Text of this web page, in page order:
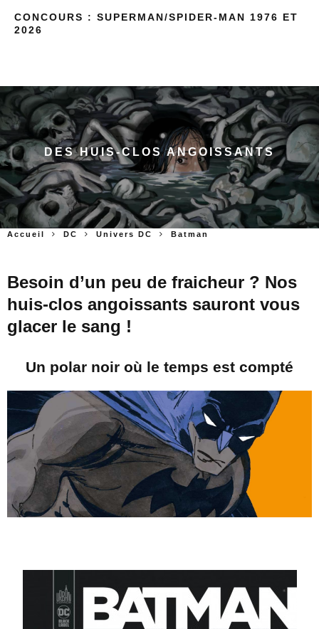
CONCOURS : SUPERMAN/SPIDER-MAN 1976 ET
2026
DES HUIS-CLOS ANGOISSANTS
Accueil DC Univers DC Batman
Besoin d’un peu de fraicheur ? Nos
huis-clos angoissants sauront vous
glacer le sang !
Un polar noir où le temps est compté